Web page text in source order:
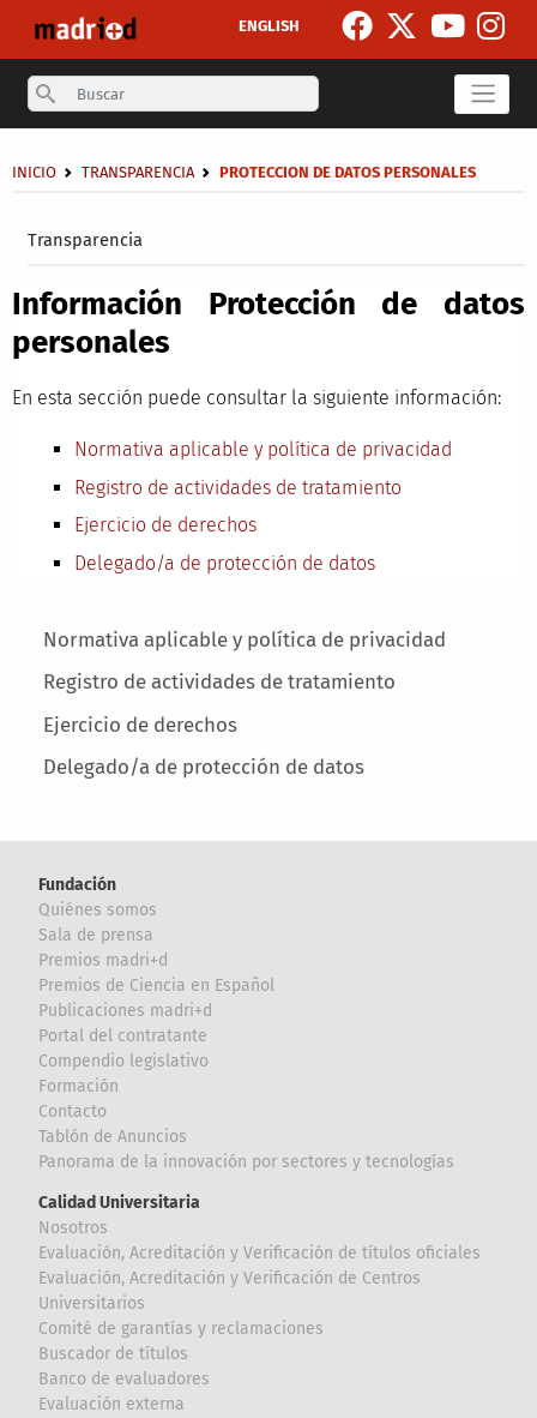
ENGLISH
Search
Transparencia
Sobrescribir enlaces de ayuda a la navegación
INICIO TRANSPARENCIA PROTECCION DE DATOS PERSONALES
Main menu
Normativa aplicable y política de privacidad
Registro de actividades de tratamiento
Ejercicio de derechos
Delegado/a de protección de datos
Información Protección de datos
personales
En esta sección puede consultar la siguiente información:
Normativa aplicable y política de privacidad
Registro de actividades de tratamiento
Ejercicio de derechos
Delegado/a de protección de datos
Fundación
Quiénes somos
Sala de prensa
Premios madri+d
Premios de Ciencia en Español
Publicaciones madri+d
Portal del contratante
Compendio legislativo
Formación
Contacto
Tablón de Anuncios
Panorama de la innovación por sectores y tecnologías
Calidad Universitaria
Nosotros
Evaluación, Acreditación y Verificación de títulos oficiales
Evaluación, Acreditación y Verificación de Centros
Universitarios
Comité de garantías y reclamaciones
Buscador de títulos
Banco de evaluadores
Evaluación externa